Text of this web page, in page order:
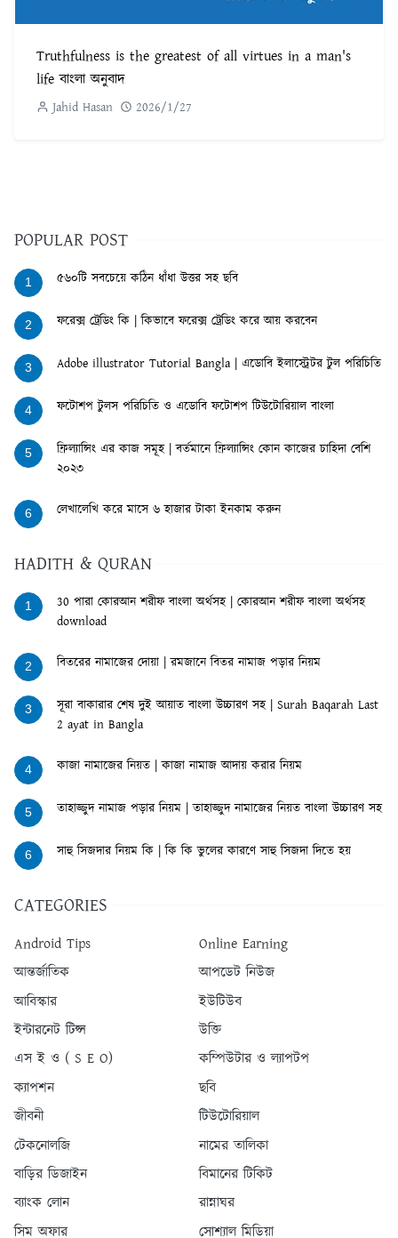
Truthfulness is the greatest of all virtues in a man's
life বাংলা অনুবাদ
Jahid Hasan 2026/1/27
POPULAR POST
1 ৫৬০টি সবচেয়ে কঠিন ধাঁধা উত্তর সহ ছবি
2 ফরেক্স ট্রেডিং কি | কিভাবে ফরেক্স ট্রেডিং করে আয় করবেন
3 Adobe illustrator Tutorial Bangla | এডোবি ইলাস্ট্রেটর টুল পরিচিতি
4 ফটোশপ টুলস পরিচিতি ও এডোবি ফটোশপ টিউটোরিয়াল বাংলা
5
ফ্রিল্যান্সিং এর কাজ সমূহ | বর্তমানে ফ্রিল্যান্সিং কোন কাজের চাহিদা বেশি
২০২৩
6 লেখালেখি করে মাসে ৬ হাজার টাকা ইনকাম করুন
HADITH & QURAN
1
30 পারা কোরআন শরীফ বাংলা অর্থসহ | কোরআন শরীফ বাংলা অর্থসহ
download
2 বিতরের নামাজের দোয়া | রমজানে বিতর নামাজ পড়ার নিয়ম
3
সূরা বাকারার শেষ দুই আয়াত বাংলা উচ্চারণ সহ | Surah Baqarah Last
2 ayat in Bangla
4 কাজা নামাজের নিয়ত | কাজা নামাজ আদায় করার নিয়ম
5 তাহাজ্জুদ নামাজ পড়ার নিয়ম | তাহাজ্জুদ নামাজের নিয়ত বাংলা উচ্চারণ সহ
6 সাহু সিজদার নিয়ম কি | কি কি ভুলের কারণে সাহু সিজদা দিতে হয়
CATEGORIES
Android Tips
Online Earning
আন্তর্জাতিক
আপডেট নিউজ
আবিস্কার
ইউটিউব
ইন্টারনেট টিপ্স
উক্তি
এস ই ও ( S E O)
কম্পিউটার ও ল্যাপটপ
ক্যাপশন
ছবি
জীবনী
টিউটোরিয়াল
টেকনোলজি
নামের তালিকা
বাড়ির ডিজাইন
বিমানের টিকিট
ব্যাংক লোন
রান্নাঘর
সিম অফার
সোশ্যাল মিডিয়া